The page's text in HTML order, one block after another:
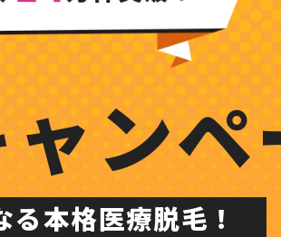
ンペ
る本格医療脱毛！